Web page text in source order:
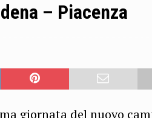
– Piacenza
giornata del nuovo